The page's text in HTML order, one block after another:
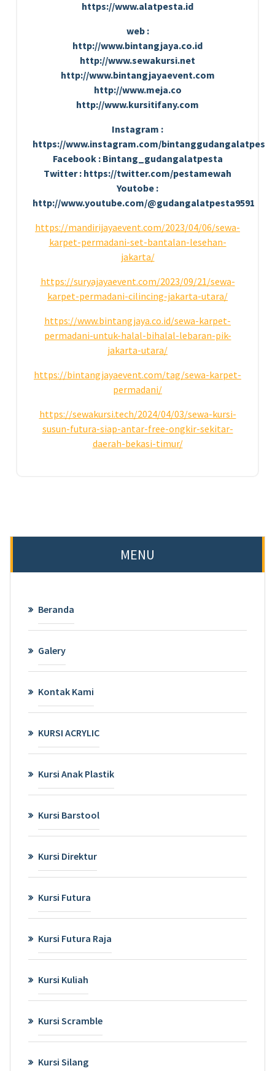
https://www.alatpesta.id
web :
http://www.bintangjaya.co.id
http://www.sewakursi.net
http://www.bintangjayaevent.com
http://www.meja.co
http://www.kursitifany.com
Instagram :
https://www.instagram.com/
Facebook : Bintang_gudangalatpesta
Twitter : https://twitter.com/pestamewah
Youtobe :
http://www.youtube.com/@gudangalatpesta9591
https://mandirijayaevent.com/2023/04/06/sewa-
karpet-permadani-set-bantalan-lesehan-
jakarta/
https://suryajayaevent.com/2023/09/21/sewa-
karpet-permadani-cilincing-jakarta-utara/
https://www.bintangjaya.co.id/sewa-karpet-
permadani-untuk-halal-bihalal-lebaran-pik-
jakarta-utara/
https://bintangjayaevent.com/tag/sewa-karpet-
permadani/
https://sewakursi.tech/2024/04/03/sewa-kursi-
susun-futura-siap-antar-free-ongkir-sekitar-
daerah-bekasi-timur/
MENU
Beranda
Galery
Kontak Kami
KURSI ACRYLIC
Kursi Anak Plastik
Kursi Barstool
Kursi Direktur
Kursi Futura
Kursi Futura Raja
Kursi Kuliah
Kursi Scramble
Kursi Silang